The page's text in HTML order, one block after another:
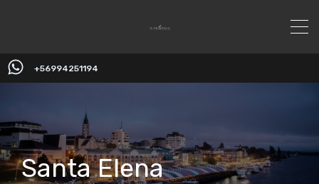
+56994251194
Santa Elena